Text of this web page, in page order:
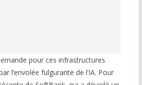
pour ces infrastructures
l’envolée fulgurante de l’IA. Pour